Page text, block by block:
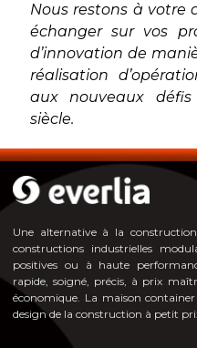
Nous restons à votre
échanger sur vos
d’innovation de
réalisation
aux nouveaux
siècle.
Une alternative à la
constructions industrielles
positives ou à haute pe
rapide, soigné, précis, à prix
économique. La maison
design de la construction à petit